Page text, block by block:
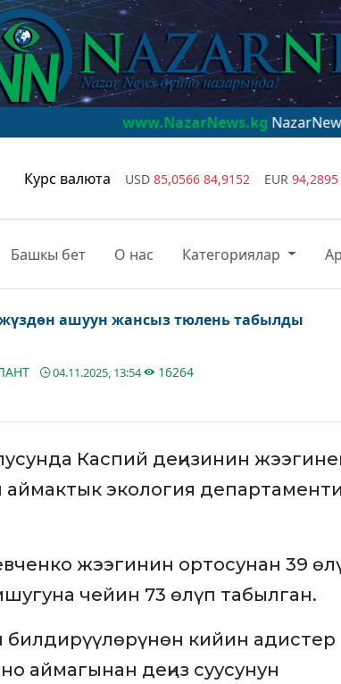
www.NazarNews.kgNazarNews - дүйнө
Курс валюта USD 85,0566 84,9152 EUR 94,2895
Башкы бет О нас Категориялар
ашуун жансыз тюлень табылды
04.11.2025, 13:54
16264
Каспий деңизинин
аймактык экология департаменти
жээгинин ортосунан 39
чейин 73 өлүп табылган.
кийин адистер
аймагынан деңиз суусунун